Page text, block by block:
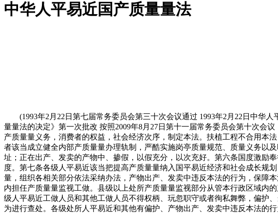
中华人平易近国产质量量法
(1993年2月22日第七届常务委员会第三十次会议通过 1993年2月22日中华人
量量法的决定》第一次批改 按照2009年8月27日第十一届常务委员会第十次会
产质量量义务，消费者的权益，社会经济次序，制定本法。扶植工程不合用本
者该当成立健全内部产质量量办理轨制，严酷实施岗亭质量规范、质量义务以
址；正在出产、发卖的产物中、掺假，以假充分，以次充好。第六条国度激励
度。第七条各级人平易近该当把提高产质量量纳入国平易近经济和社会成长规
量，组织各相关部分依法采纳办法，产物出产、发卖中违反本法的行为，保障
内担任产质量量监视工做。县级以上处所产质量量监视部分从管本行政区域内
级人平易近工做人员和其他工做人员不得权柄、玩忽职守或者徇私舞弊，偏护
为进行查处。各级处所人平易近和其他有偏护、产物出产、发卖中违反本法的